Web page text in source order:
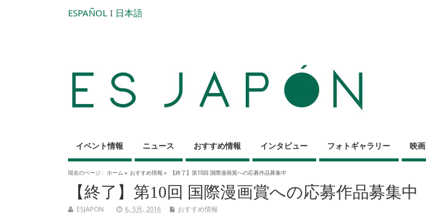
ESPAÑOL I 日本語
イベント情報 ニュース おすすめ情報 インタビュー フォトギャラリー 映画
現在のページ : ホーム » おすすめ情報 » 【終了】第10回 国際漫画賞への応募作品募集中
【終了】第10回 国際漫画賞への応募作品募集中
ESJAPON 6, 5月, 2016 おすすめ情報